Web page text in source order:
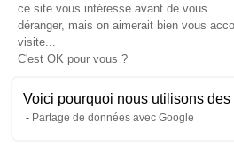
À L'HORIZON 2025
ce site vous intéresse avant de vous
déranger, mais on aimerait bien vous
visite...
C'est OK pour vous ?
Voici pourquoi nous utilisons des
Partage de données avec Google